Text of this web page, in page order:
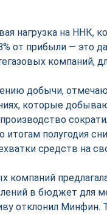
нагрузка на ННК,
от прибыли — это
компаний,
добычи,
которые
итогам полугодия
средств на
компаний
в бюджет для
отклонил Минфин.